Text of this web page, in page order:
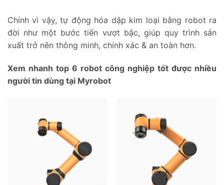
Chính vì vậy, tự động hóa dập kim loại bằng robot ra
đời như một bước tiến vượt bậc, giúp quy trình sản
xuất trở nên thông minh, chính xác & an toàn hơn.
Xem nhanh top 6 robot công nghiệp tốt được nhiều
người tin dùng tại Myrobot